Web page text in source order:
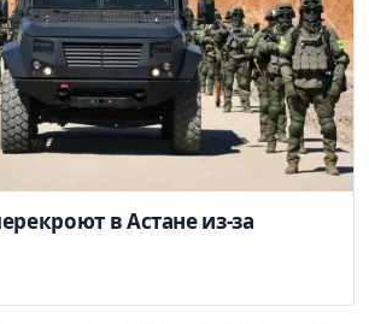
в Астане из-за